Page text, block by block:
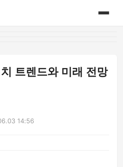
트렌드와 미래 전망
14:56